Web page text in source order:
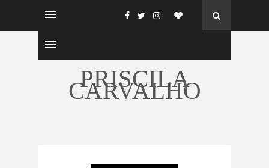
PRISCILA
CARVALHO